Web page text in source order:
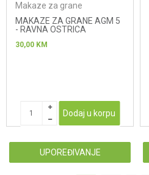
Makaze za grane
MAKAZE ZA GRANE AGM 5
- RAVNA OSTRICA
30,00 KM
Dodaj u korpu
UPOREĐIVANJE